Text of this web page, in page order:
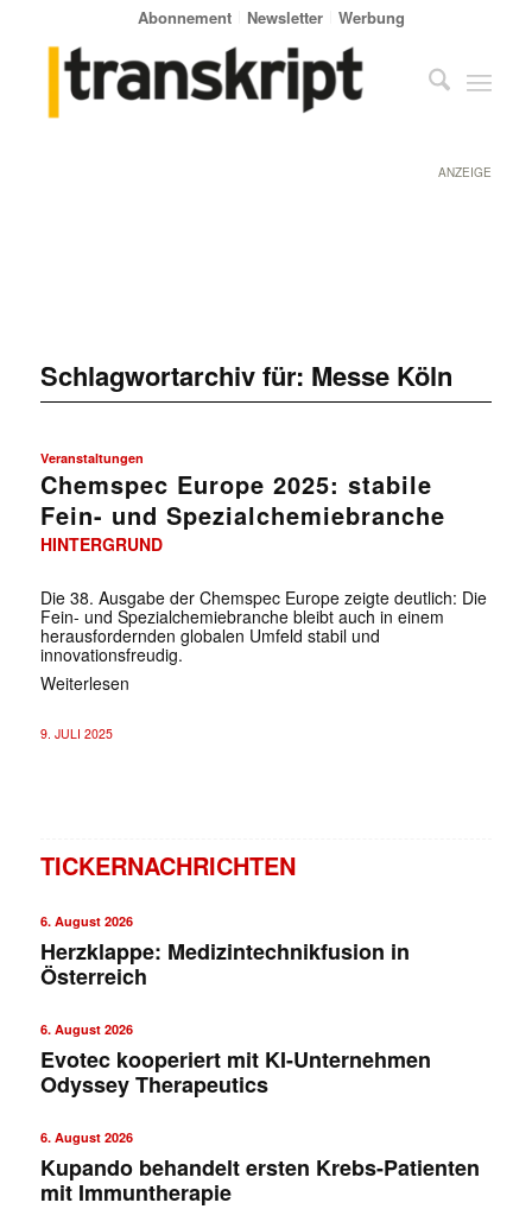
Abonnement Newsletter Werbung
ANZEIGE
Schlagwortarchiv für: Messe Köln
Veranstaltungen
Chemspec Europe 2025: stabile
Fein- und Spezialchemiebranche
HINTERGRUND
Die 38. Ausgabe der Chemspec Europe zeigte deutlich: Die
Fein- und Spezialchemiebranche bleibt auch in einem
herausfordernden globalen Umfeld stabil und
innovationsfreudig.
Weiterlesen
9. JULI 2025
TICKERNACHRICHTEN
6. August 2026
Herzklappe: Medizintechnikfusion in
Österreich
6. August 2026
Evotec kooperiert mit KI-Unternehmen
Odyssey Therapeutics
6. August 2026
Kupando behandelt ersten Krebs-Patienten
mit Immuntherapie